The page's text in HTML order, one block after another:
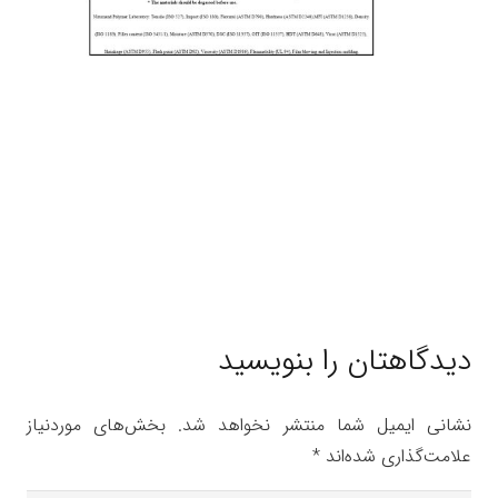
دیدگاهتان را بنویسید
نشانی ایمیل شما منتشر نخواهد شد. بخش‌های موردنیاز
علامت‌گذاری شده‌اند *